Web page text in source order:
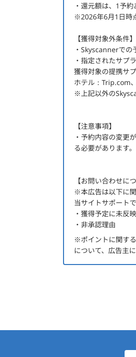
・還元額は、1予
※2026年6月1日時
【獲得対象外条件】
・Skyscannerでの
・指定されたサプ
獲得対象の提携サ
ホテル：Trip.com
※上記以外の
【注意事項】
・予約内容の変更
る必要があります。
【お問い合わせに
※本広告は以下に
当サイトサポート
・獲得予定に未反
・非承認理由
※ポイントに関する
について、広告主